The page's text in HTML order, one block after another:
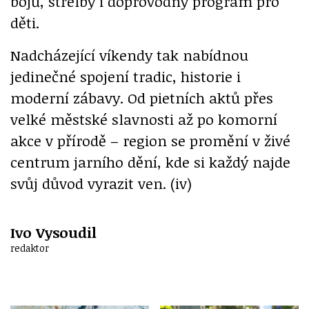
děti.
Nadcházející víkendy tak nabídnou
jedinečné spojení tradic, historie i
moderní zábavy. Od pietních aktů přes
velké městské slavnosti až po komorní
akce v přírodě – region se promění v živé
centrum jarního dění, kde si každý najde
svůj důvod vyrazit ven. (iv)
Ivo Vysoudil
redaktor